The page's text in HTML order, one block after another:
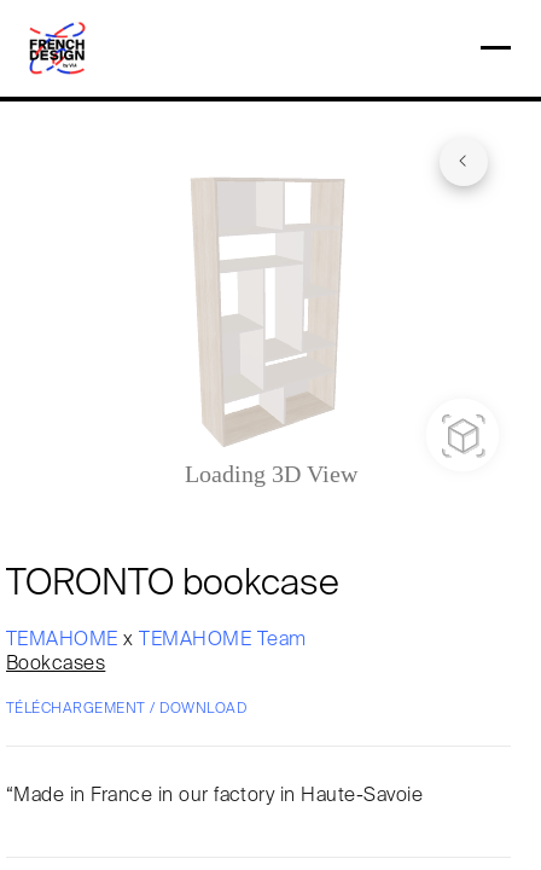
TORONTO bookcase
TEMAHOMEx
TEMAHOME Team
Bookcases
TÉLÉCHARGEMENT / DOWNLOAD
“Made in France in our factory in Haute-Savoie